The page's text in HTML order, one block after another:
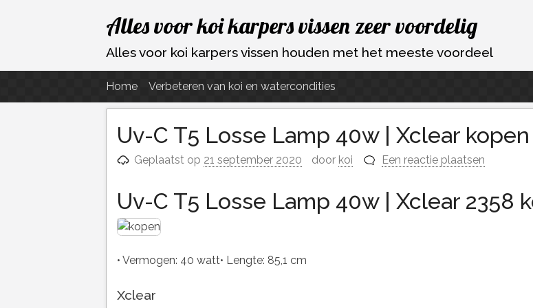
Ga
naar
de
Alles voor koi karpers vissen zeer voordelig
Alles voor koi karpers vissen houden met het meeste voordeel
Home Verbeteren van koi en watercondities
Uv-C T5 Losse Lamp 40w | Xclear kopen
Geplaatst op 21 september 2020 door koi Een reactie plaatsen
Uv-C T5 Losse Lamp 40w | Xclear 2358
• Vermogen: 40 watt• Lengte: 85,1 cm
Xclear